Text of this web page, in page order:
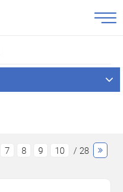
7 8 9 10 / 28